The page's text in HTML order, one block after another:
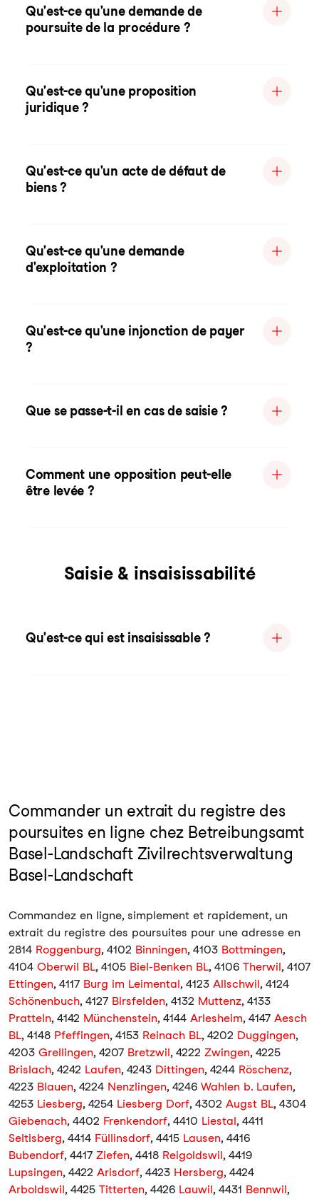
Qu'est-ce qu'une demande de
poursuite de la procédure ?
Qu'est-ce qu'une proposition
juridique ?
Qu'est-ce qu'un acte de défaut de
biens ?
Qu'est-ce qu'une demande
d'exploitation ?
Qu'est-ce qu'une injonction de payer
?
Que se passe-t-il en cas de saisie ?
Comment une opposition peut-elle
être levée ?
Saisie & insaisissabilité
Qu'est-ce qui est insaisissable ?
Commander un extrait du registre des
poursuites en ligne chez Betreibungsamt
Basel-Landschaft Zivilrechtsverwaltung
Basel-Landschaft
Commandez en ligne, simplement et rapidement, un
extrait du registre des poursuites pour une adresse en
2814 Roggenburg, 4102 Binningen, 4103 Bottmingen,
4104 Oberwil BL, 4105 Biel-Benken BL, 4106 Therwil, 4107
Ettingen, 4117 Burg im Leimental, 4123 Allschwil, 4124
Schönenbuch, 4127 Birsfelden, 4132 Muttenz, 4133
Pratteln, 4142 Münchenstein, 4144 Arlesheim, 4147 Aesch
BL, 4148 Pfeffingen, 4153 Reinach BL, 4202 Duggingen,
4203 Grellingen, 4207 Bretzwil, 4222 Zwingen, 4225
Brislach, 4242 Laufen, 4243 Dittingen, 4244 Röschenz,
4223 Blauen, 4224 Nenzlingen, 4246 Wahlen b. Laufen,
4253 Liesberg, 4254 Liesberg Dorf, 4302 Augst BL, 4304
Giebenach, 4402 Frenkendorf, 4410 Liestal, 4411
Seltisberg, 4414 Füllinsdorf, 4415 Lausen, 4416
Bubendorf, 4417 Ziefen, 4418 Reigoldswil, 4419
Lupsingen, 4422 Arisdorf, 4423 Hersberg, 4424
Arboldswil, 4425 Titterten, 4426 Lauwil, 4431 Bennwil,